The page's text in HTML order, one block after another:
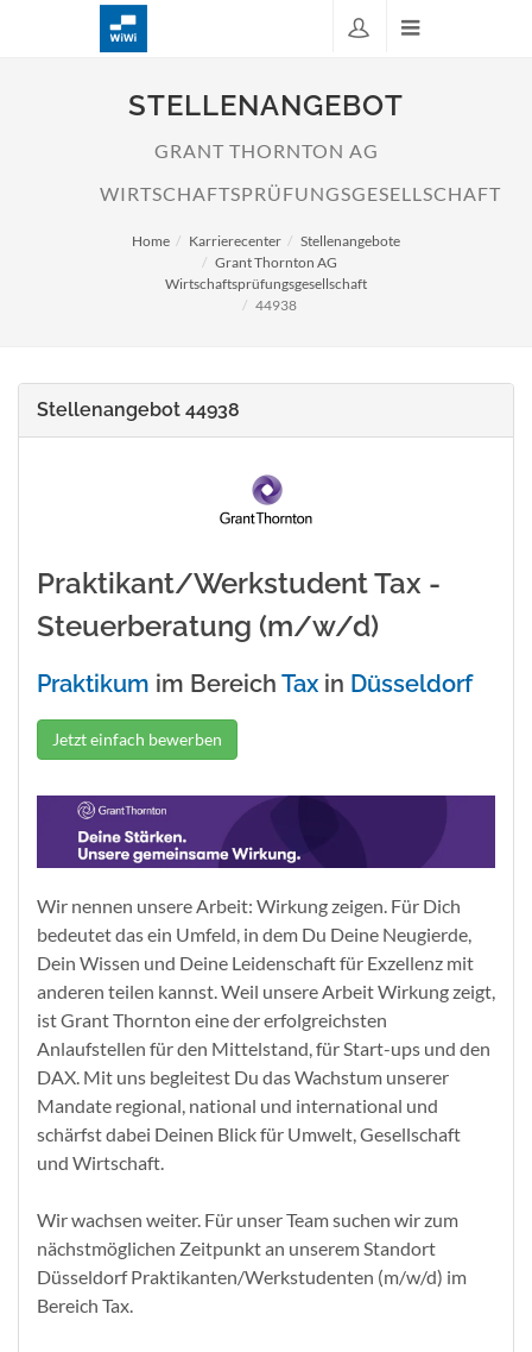
STELLENANGEBOT
GRANT THORNTON AG
WIRTSCHAFTSPRÜFUNGSGESELLSCHAFT
Home Karrierecenter
Stellenangebote
Grant Thornton AG
Wirtschaftsprüfungsgesellschaft
44938
Stellenangebot 44938
Praktikant/Werkstudent Tax -
Steuerberatung (m/w/d)
Praktikum im Bereich Tax in Düsseldorf
Jetzt einfach bewerben
Wir nennen unsere Arbeit: Wirkung zeigen. Für Dich
bedeutet das ein Umfeld, in dem Du Deine Neugierde,
Dein Wissen und Deine Leidenschaft für Exzellenz mit
anderen teilen kannst. Weil unsere Arbeit Wirkung zeigt,
ist Grant Thornton eine der erfolgreichsten
Anlaufstellen für den Mittelstand, für Start-ups und den
DAX. Mit uns begleitest Du das Wachstum unserer
Mandate regional, national und international und
schärfst dabei Deinen Blick für Umwelt, Gesellschaft
und Wirtschaft.
Wir wachsen weiter. Für unser Team suchen wir zum
nächstmöglichen Zeitpunkt an unserem Standort
Düsseldorf Praktikanten/Werkstudenten (m/w/d) im
Bereich Tax.